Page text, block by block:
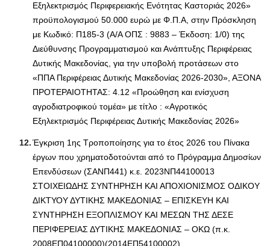
Εξηλεκτρισμός Περιφερειακής Ενότητας Καστοριάς 2026»
προϋπολογισμού 50.000 ευρώ με Φ.Π.Α, στην Πρόσκληση
με Κωδικό: Π185-3 (Α/Α ΟΠΣ : 9883 – Έκδοση: 1/0) της
Διεύθυνσης Προγραμματισμού και Ανάπτυξης Περιφέρειας
Δυτικής Μακεδονίας, για την υποβολή προτάσεων στο
«ΠΠΑ Περιφέρειας Δυτικής Μακεδονίας 2026-2030», ΑΞΟΝΑ
ΠΡΟΤΕΡΑΙΟΤΗΤΑΣ: 4.12 «Προώθηση και ενίσχυση
αγροδιατροφικού τομέα» με τίτλο : «Αγροτικός
Εξηλεκτρισμός Περιφέρειας Δυτικής Μακεδονίας 2026»
Έγκριση 1ης Τροποποίησης για το έτος 2026 του Πίνακα
έργων που χρηματοδοτούνται από το Πρόγραμμα Δημοσίων
Επενδύσεων (ΣΑΝΠ441) κ.ε. 2023ΝΠ44100013
ΣΤΟΙΧΕΙΩΔΗΣ ΣΥΝΤΗΡΗΣΗ ΚΑΙ ΑΠΟΧΙΟΝΙΣΜΟΣ ΟΔΙΚΟΥ
ΔΙΚΤΥΟΥ ΔΥΤΙΚΗΣ ΜΑΚΕΔΟΝΙΑΣ – ΕΠΙΣΚΕΥΗ ΚΑΙ
ΣΥΝΤΗΡΗΣΗ ΕΞΟΠΛΙΣΜΟΥ ΚΑΙ ΜΕΣΩΝ ΤΗΣ ΔΕΣΕ
ΠΕΡΙΦΕΡΕΙΑΣ ΔΥΤΙΚΗΣ ΜΑΚΕΔΟΝΙΑΣ – ΟΚΩ (π.κ.
2008ΕΠ04100000)(2014ΕΠ54100002)